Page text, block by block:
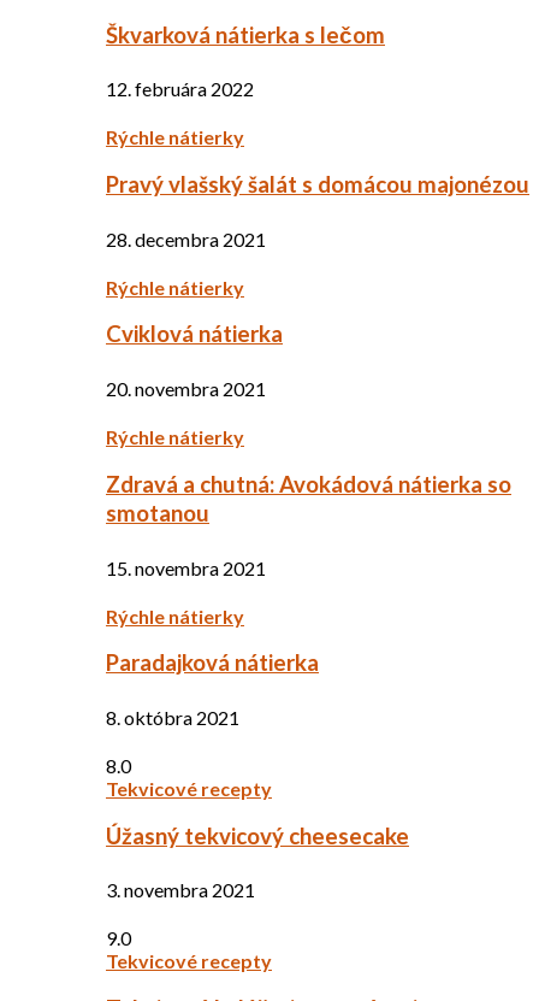
Škvarková nátierka s lečom
12. februára 2022
Rýchle nátierky
Pravý vlašský šalát s domácou majonézou
28. decembra 2021
Rýchle nátierky
Cviklová nátierka
20. novembra 2021
Rýchle nátierky
Zdravá a chutná: Avokádová nátierka so
smotanou
15. novembra 2021
Rýchle nátierky
Paradajková nátierka
8. októbra 2021
8.0
Tekvicové recepty
Úžasný tekvicový cheesecake
3. novembra 2021
9.0
Tekvicové recepty